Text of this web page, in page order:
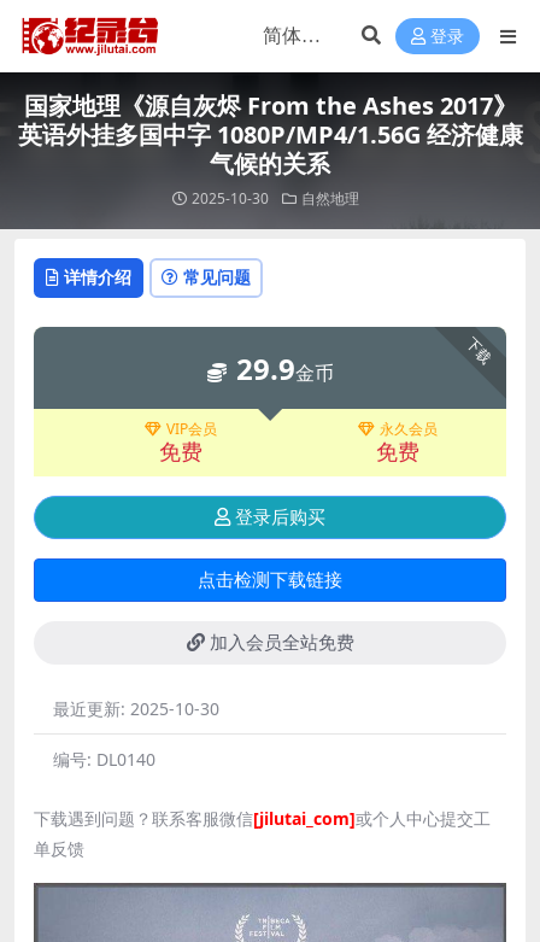
登录
国家地理《源自灰烬 From the Ashes 2017》
英语外挂多国中字 1080P/MP4/1.56G 经济健康
气候的关系
2025-10-30 自然地理
详情介绍 常见问题
下载
29.9金币
VIP会员
免费
永久会员
免费
登录后购买
点击检测下载链接
加入会员全站免费
最近更新: 2025-10-30
编号: DL0140
下载遇到问题？联系客服微信[jilutai_com]或个人中心提交工
单反馈